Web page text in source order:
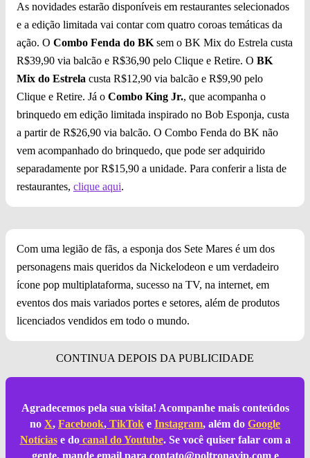
As novidades estarão disponíveis em restaurantes selecionados
e a edição limitada vai contar com quatro coroas temáticas da
ação. O Combo Fenda do BK sem o BK Mix do Estrela custa
R$39,90 via balcão e R$36,90 pelo Clique e Retire. O BK
Mix do Estrela custa R$12,90 via balcão e R$9,90 pelo
Clique e Retire. Já o Combo King Jr., que acompanha o
brinquedo em edição limitada inspirado no Bob Esponja, custa
a partir de R$26,90 via balcão. O Combo Fenda do BK não
vem acompanhado do brinquedo, que pode ser adquirido
separadamente por R$15,90 a unidade. Para conferir a lista de
restaurantes, clique aqui.
Com uma legião de fãs, a esponja dos Sete Mares é um dos
personagens mais queridos da Nickelodeon e um verdadeiro
ícone pop multiplataforma, sucesso na TV, na internet, em
eventos dos mais variados portes e setores, além de produtos
licenciados vendidos em todo o mundo.
Agradecemos pela sua visita! Acompanhe mais conteúdos
no X, Facebook, TikTok e Instagram, além do Google
Notíciase docanal do Youtube. Se você quiser falar com a
gente, mande email para contato@poltronavip.come